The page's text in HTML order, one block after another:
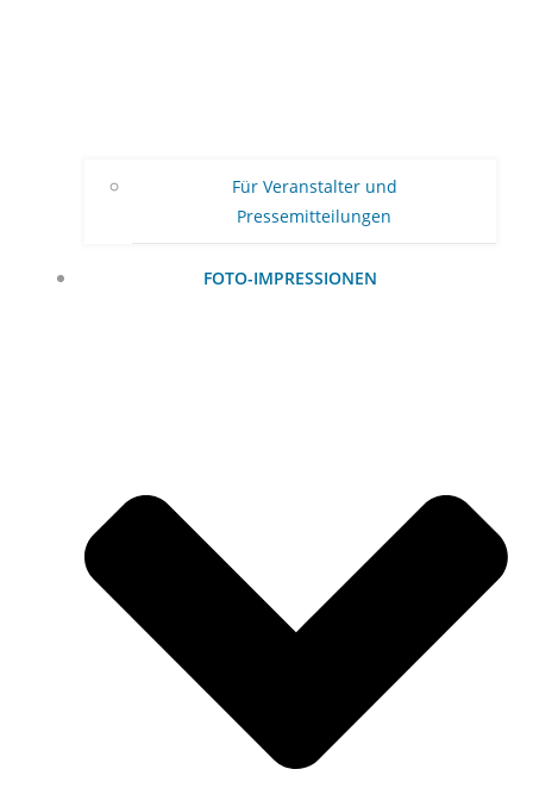
Für Veranstalter und
Pressemitteilungen
FOTO-IMPRESSIONEN